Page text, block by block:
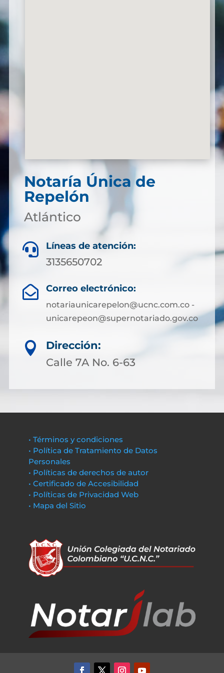
Notaría Única de
Repelón
Atlántico
 Líneas de atención:
3135650702
 Correo electrónico:
notariaunicarepelon@ucnc.com.co -
unicarepeon@supernotariado.gov.co

Dirección:
Calle 7A No. 6-63
• Términos y condiciones
• Política de Tratamiento de Datos
Personales
• Políticas de derechos de autor
• Certificado de Accesibilidad
• Políticas de Privacidad Web
• Mapa del Sitio